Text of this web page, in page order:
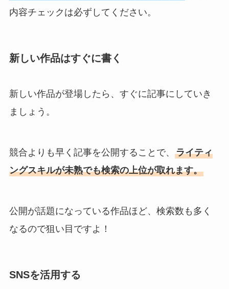
内容チェックは必ずしてください。
新しい作品はすぐに書く
新しい作品が登場したら、すぐに記事にしていき
ましょう。
競合よりも早く記事を公開することで、 ライティ
ングスキルが未熟でも検索の上位が取れます。
公開が話題になっている作品ほど、検索数も多く
なるので狙い目ですよ！
SNSを活用する